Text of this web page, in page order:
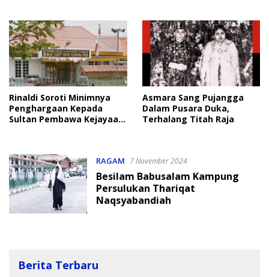
Rinaldi Soroti Minimnya
Penghargaan Kepada
Sultan Pembawa Kejayaan
Asmara Sang Pujangga
Dalam Pusara Duka,
Terhalang Titah Raja
RAGAM 7 November 2024
Besilam Babusalam Kampung
Persulukan Thariqat
Naqsyabandiah
Berita Terbaru